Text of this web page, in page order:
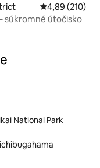
Priemerné
4,89 (210)
súkromné útočisko
National Park